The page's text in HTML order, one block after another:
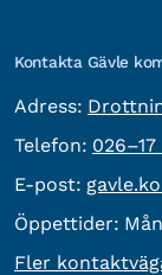
Kontakta Gävle
Adress:
Telefon:
E-post: E-post:
Öppettider:
Fler